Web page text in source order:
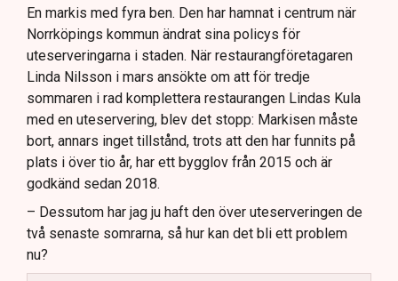
En markis med fyra ben. Den har hamnat i centrum när
Norrköpings kommun ändrat sina policys för
uteserveringarna i staden. När restaurangföretagaren
Linda Nilsson i mars ansökte om att för tredje
sommaren i rad komplettera restaurangen Lindas Kula
med en uteservering, blev det stopp: Markisen måste
bort, annars inget tillstånd, trots att den har funnits på
plats i över tio år, har ett bygglov från 2015 och är
godkänd sedan 2018.
– Dessutom har jag ju haft den över uteserveringen de
två senaste somrarna, så hur kan det bli ett problem
nu?